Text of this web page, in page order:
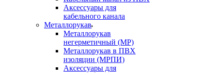
Аксессуары для
кабельного канала
Металлорукав
Металлорукав
негерметичный (МР)
Металлорукав в ПВХ
изоляции (МРПИ)
Аксессуары для